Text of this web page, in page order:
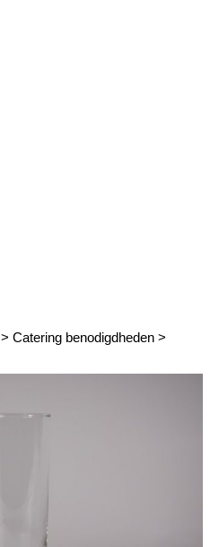
>Catering benodigdheden >